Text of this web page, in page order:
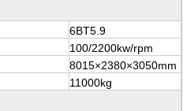
6BT5.9
100/2200kw/rpm
8015×2380×3050mm
11000kg